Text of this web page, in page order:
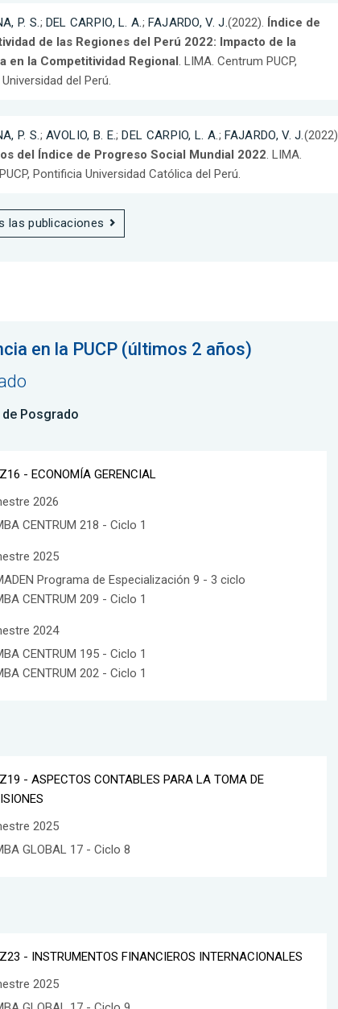
P. S. ; DEL CARPIO, L. A. ; FAJARDO, V. J. (2022). Índice de
de las Regiones del Perú 2022: Impacto de la
en la Competitividad Regional . LIMA. Centrum PUCP,
del Perú.
P. S. ; AVOLIO, B. E.;DEL CARPIO, L. A. ; FAJARDO, V. J. (2022).
del Índice de Progreso Social Mundial 2022 . LIMA.
Pontificia Universidad Católica del Perú.
las publicaciones
en la PUCP (últimos 2 años)
de Posgrado
- ECONOMÍA GERENCIAL
2026
CENTRUM 218 - Ciclo 1
2025
Programa de Especialización 9 - 3 ciclo
CENTRUM 209 - Ciclo 1
2024
CENTRUM 195 - Ciclo 1
CENTRUM 202 - Ciclo 1
- ASPECTOS CONTABLES PARA LA TOMA DE
2025
GLOBAL 17 - Ciclo 8
- INSTRUMENTOS FINANCIEROS INTERNACIONALES
2025